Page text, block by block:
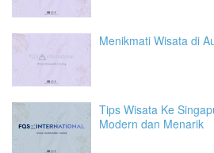
Menikmati Wisata di
Tips Wisata Ke
Modern dan Menarik